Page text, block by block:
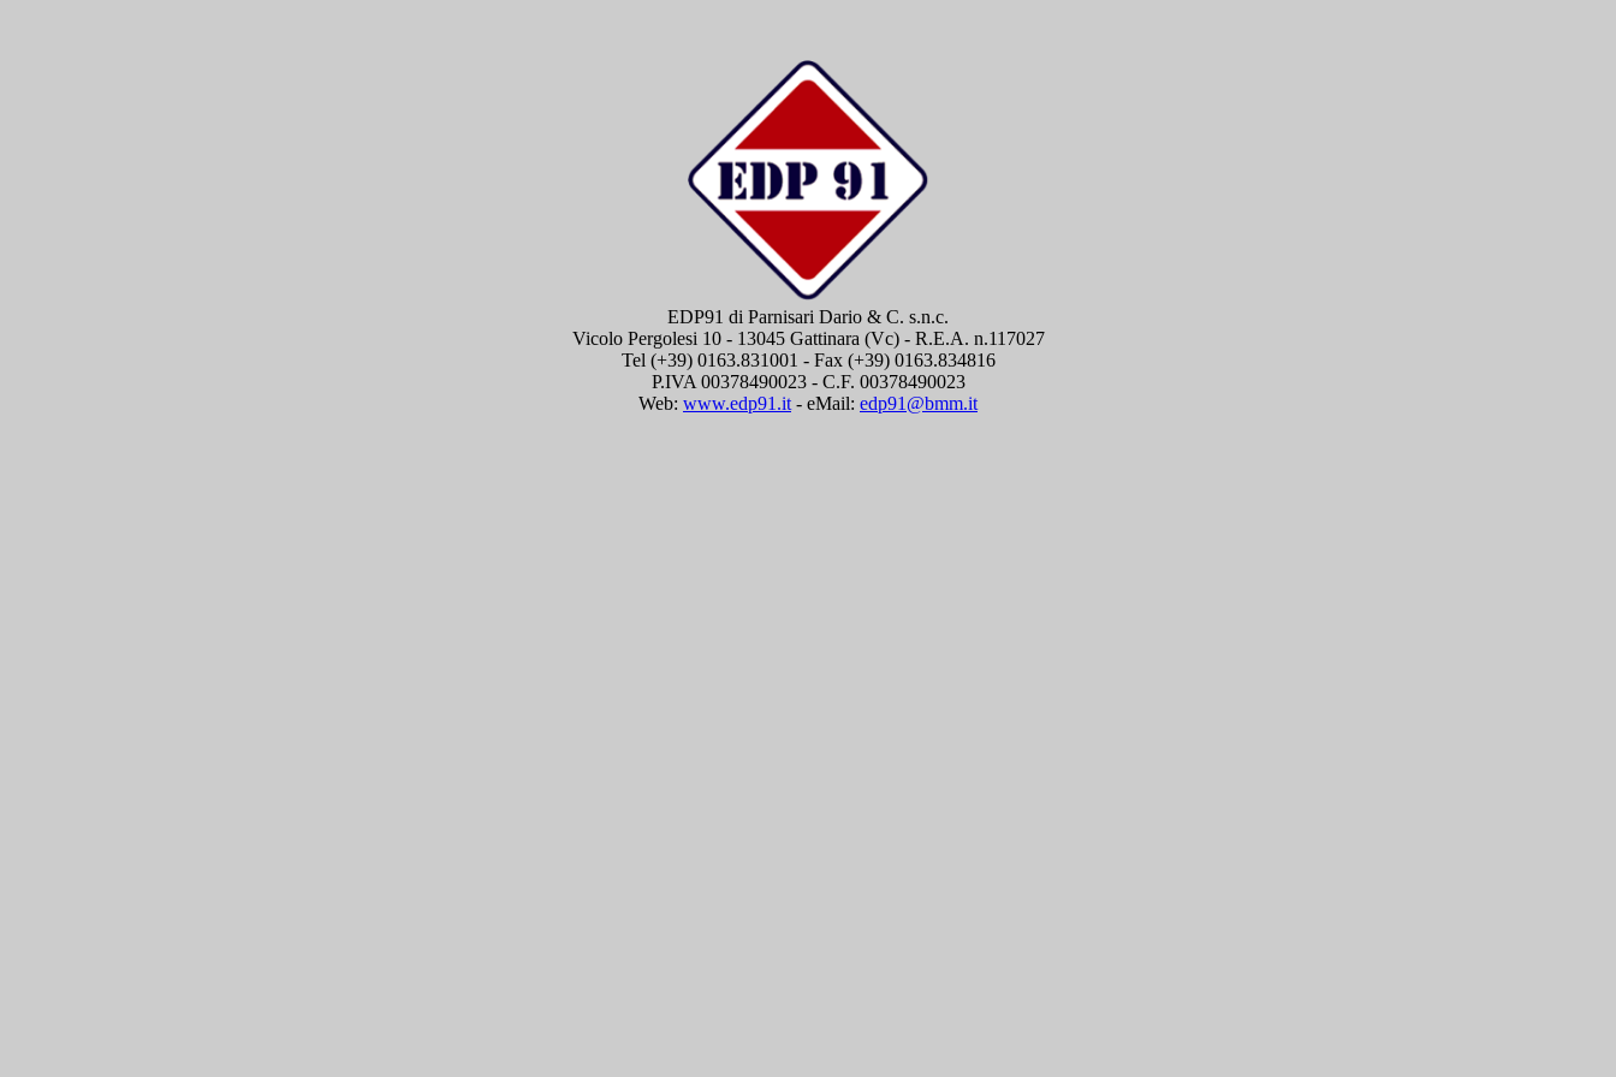
EDP91 di Parnisari Dario & C. s.n.c.
Vicolo Pergolesi 10 - 13045 Gattinara (Vc) - R.E.A. n.117027
Tel (+39) 0163.831001 - Fax (+39) 0163.834816
P.IVA 00378490023 - C.F. 00378490023
Web: www.edp91.it - eMail: edp91@bmm.it